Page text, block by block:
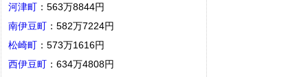
河津町 ：563万8844円
南伊豆町 ：582万7224円
松崎町 ：573万1616円
西伊豆町 ：634万4808円